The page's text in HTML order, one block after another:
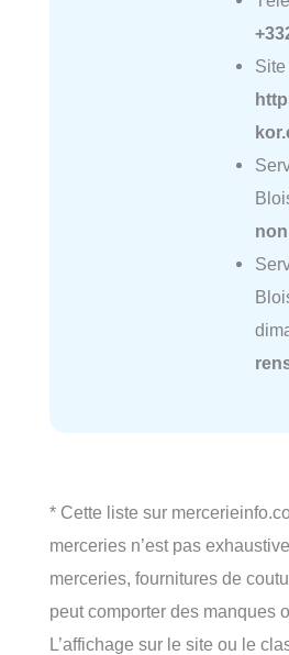
Site
* Cette liste sur
merceries n’est pas
merceries, fournitures de
peut comporter des manques
L’affichage sur le site ou le